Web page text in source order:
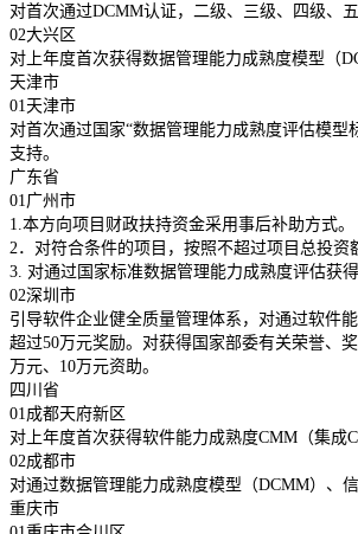
对首次通过DCMM认证，二级、三级、四级、
02大兴区
对上年度首次获得数据管理能力成熟度模型（
天津市
01天津市
对首次通过国家“数据管理能力成熟度评估模
支持。
广东省
01广州市
1.本方向项目财政扶持资金采用事后补助方式。
2．对符合条件的项目，按照不超过项目总投资
3. 对通过国家标准数据管理能力成熟度评估获
02深圳市
引导软件企业健全质量管理体系，对通过软件
超过50万元奖励。对获得国家部委有关荣誉、
万元、10万元资助。
四川省
01成都天府新区
对上年度首次获得软件能力成熟度CMM（集成
02成都市
对通过数据管理能力成熟度模型（DCMM）、
重庆市